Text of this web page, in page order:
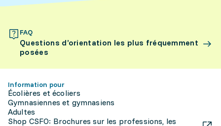
FAQ
Questions d’orientation les plus fréquemment
posées
Information pour
Écolières et écoliers
Gymnasiennes et gymnasiens
Adultes
Shop CSFO: Brochures sur les professions, les